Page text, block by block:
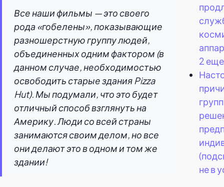
Все наши фильмы — это своего
рода «гобелены», показывающие
разношерстную группу людей,
объединенных одним фактором (в
данном случае, необходимостью
освободить старые здания Pizza
Hut). Мы подумали, что это будет
отличный способ взглянуть на
Америку. Люди со всей страны
занимаются своим делом, но все
они делают это в одном и том же
здании!
2
не в